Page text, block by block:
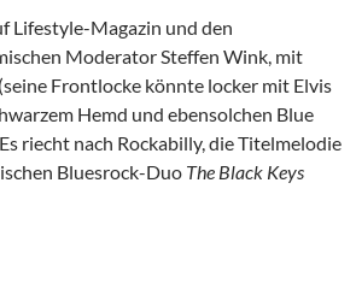
Lifestyle-Magazin und den
Moderator Steffen Wink, mit
Frontlocke könnte locker mit Elvis
Hemd und ebensolchen Blue
riecht nach Rockabilly, die Titelmelodie
Bluesrock-Duo The Black Keys